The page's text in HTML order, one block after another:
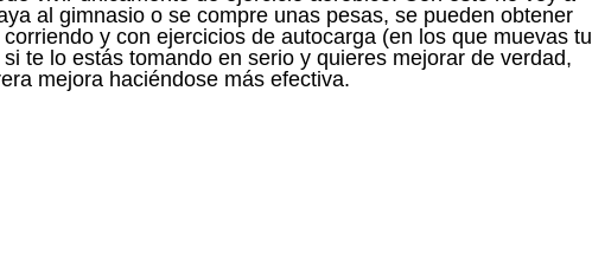
al gimnasio o se compre unas pesas, se pueden obtener
y con ejercicios de autocarga (en los que muevas tu
te lo estás tomando en serio y quieres mejorar de verdad,
mejora haciéndose más efectiva.